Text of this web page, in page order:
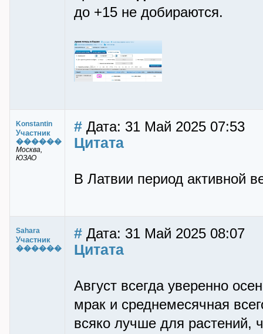
до +15 не добираются.
Konstantin
Участник
������
Москва,
ЮЗАО
# Дата: 31 Май 2025 07:53
Цитата
В Латвии период активной
Sahara
Участник
������
# Дата: 31 Май 2025 08:07
Цитата
Август всегда уверенно
мрак и среднемесячная
всяко лучше для растений,